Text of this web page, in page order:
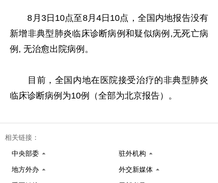
8月3日10点至8月4日10点，全国内地报告没有
新增非典型肺炎临床诊断病例和疑似病例,无死亡病
例, 无治愈出院病例。
目前，全国内地在医院接受治疗的非典型肺炎
临床诊断病例为10例（全部为北京报告）。
相关链接：
中央部委 驻外机构
地方外办 外交新媒体